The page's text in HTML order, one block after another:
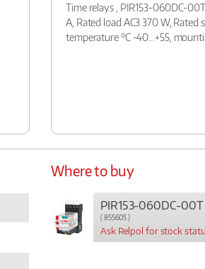
Time relays , PIR153-060DC-
A, Rated load AC3 370 W,
temperature °C -40…+55,
Where to buy
PIR153-060DC-00T
( 855605 )
Ask Relpol for stock